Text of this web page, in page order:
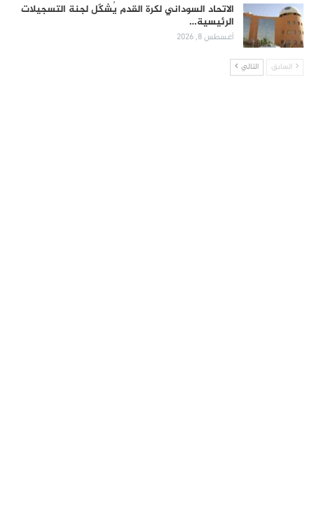
الاتحاد السوداني لكرة القدم يُشكّل لجنة التسجيلات
الرئيسية…
أغسطس 8, 2026
السابق التالي